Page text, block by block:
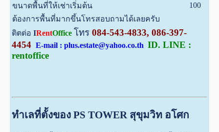
ขนาดพื้นที่ให้เช่าเริ่มต้น
100
ต้องการพื้นที่มากขึ้นโทรสอบถามได้เลยครับ
ติตต่อ IRentOffice โทร 084-543-4833, 086-397-
4454 E-mail : plus.estate@yahoo.co.th ID. LINE :
rentoffice
ทำเลที่ตั้งของ PS TOWER สุขุมวิท อโศก